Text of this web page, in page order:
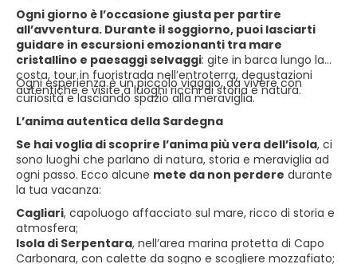
Ogni giorno è l’occasione giusta per partire
all’avventura. Durante il soggiorno, puoi lasciarti
guidare in escursioni emozionanti tra mare
cristallino e paesaggi selvaggi: gite in barca lungo la
costa, tour in fuoristrada nell’entroterra, degustazioni
autentiche e visite a luoghi ricchi di storia e natura.
Ogni esperienza è un piccolo viaggio, da vivere con
curiosità e lasciando spazio alla meraviglia.
L’anima autentica della Sardegna
Se hai voglia di scoprire l’anima più vera dell’isola, ci
sono luoghi che parlano di natura, storia e meraviglia ad
ogni passo. Ecco alcune mete da non perdere durante
la tua vacanza:
Cagliari, capoluogo affacciato sul mare, ricco di storia e
atmosfera;
Isola di Serpentara, nell’area marina protetta di Capo
Carbonara, con calette da sogno e scogliere mozzafiato;